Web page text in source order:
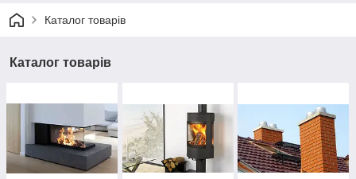
Каталог товарів
Каталог товарів